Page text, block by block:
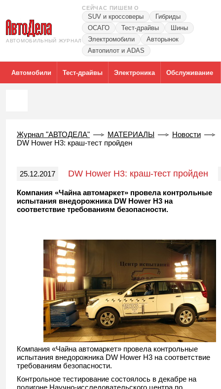
АВТОМОБИЛЬНЫЙ ЖУРНАЛ
СЕЙЧАС ПИШЕМ О
SUV и кроссоверы
Гибриды
ОСАГО
Тест-драйвы
Шины
Электромобили
Авторынок
Автопилот и ADAS
Автомобили Тест-драйвы Электроника Обслуживание
Журнал "АВТОДЕЛА" МАТЕРИАЛЫ
Новости
DW Hower H3: краш-тест пройден
25.12.2017 DW Hower H3: краш-тест пройден
Компания «Чайна автомаркет» провела контрольные
испытания внедорожника DW Hower H3 на
соответствие требованиям безопасности.
Компания «Чайна автомаркет» провела контрольные
испытания внедорожника DW Hower H3 на соответствие
требованиям безопасности.
Контрольное тестирование состоялось в декабре на
полигоне Научно-исследовательского центра по